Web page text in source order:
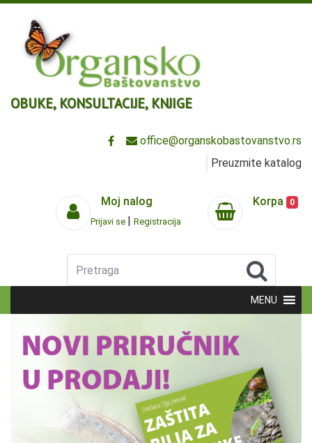
OBUKE, KONSULTACIJE, KNJIGE
office@organskobastovanstvo.rs
Preuzmite katalog
Moj nalog
Prijavi se | Registracija
Korpa 0
Pretraga
MENU